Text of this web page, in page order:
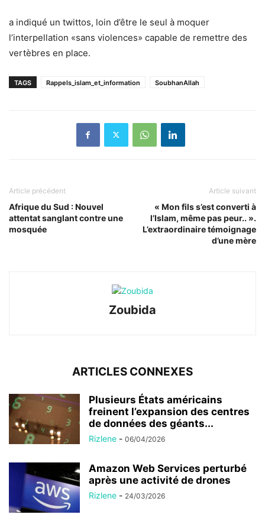
a indiqué un twittos, loin d’être le seul à moquer
l’interpellation «sans violences» capable de remettre des
vertèbres en place.
TAGS Rappels_islam_et_information SoubhanAllah
Article précédent
Afrique du Sud : Nouvel
attentat sanglant contre une
mosquée
Article suivant
« Mon fils s’est converti à
l’Islam, même pas peur.. ».
L’extraordinaire témoignage
d’une mère
Zoubida
ARTICLES CONNEXES
Plusieurs États américains
freinent l’expansion des centres
de données des géants...
Rizlene - 06/04/2026
Amazon Web Services perturbé
après une activité de drones
Rizlene - 24/03/2026